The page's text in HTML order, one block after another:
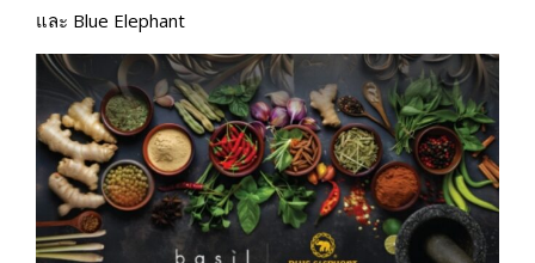
และ Blue Elephant